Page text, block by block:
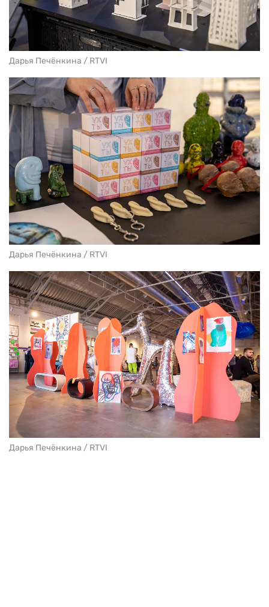
Дарья Печёнкина / RTVI
Дарья Печёнкина / RTVI
Дарья Печёнкина / RTVI